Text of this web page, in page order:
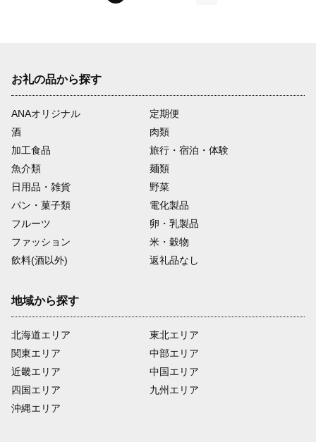
お礼の品から探す
ANAオリジナル
定期便
酒
肉類
加工食品
旅行・宿泊・体験
魚介類
麺類
日用品・雑貨
野菜
パン・菓子類
電化製品
フルーツ
卵・乳製品
ファッション
米・穀物
飲料(酒以外)
返礼品なし
地域から探す
北海道エリア
関東エリア
近畿エリア
四国エリア
沖縄エリア
東北エリア
中部エリア
中国エリア
九州エリア